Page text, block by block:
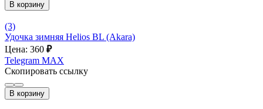
В корзину
(3)
Удочка зимняя Helios BL (Akara)
Цена: 360 ₽
Telegram MAX
Скопировать ссылку
В корзину